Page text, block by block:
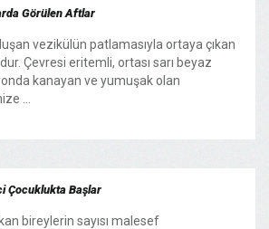
Görülen Aftlar
vezikülün patlamasıyla ortaya çıkan
Çevresi eritemli, ortası sarı beyaz
kanayan ve yumuşak olan
...
Çocuklukta Başlar
bireylerin sayısı malesef